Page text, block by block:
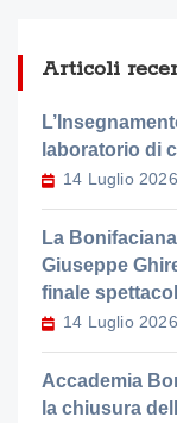
Articoli
laboratorio di
14 Luglio 2026
La
Giuseppe
finale
14 Luglio 2026
Accademia
la chiusura